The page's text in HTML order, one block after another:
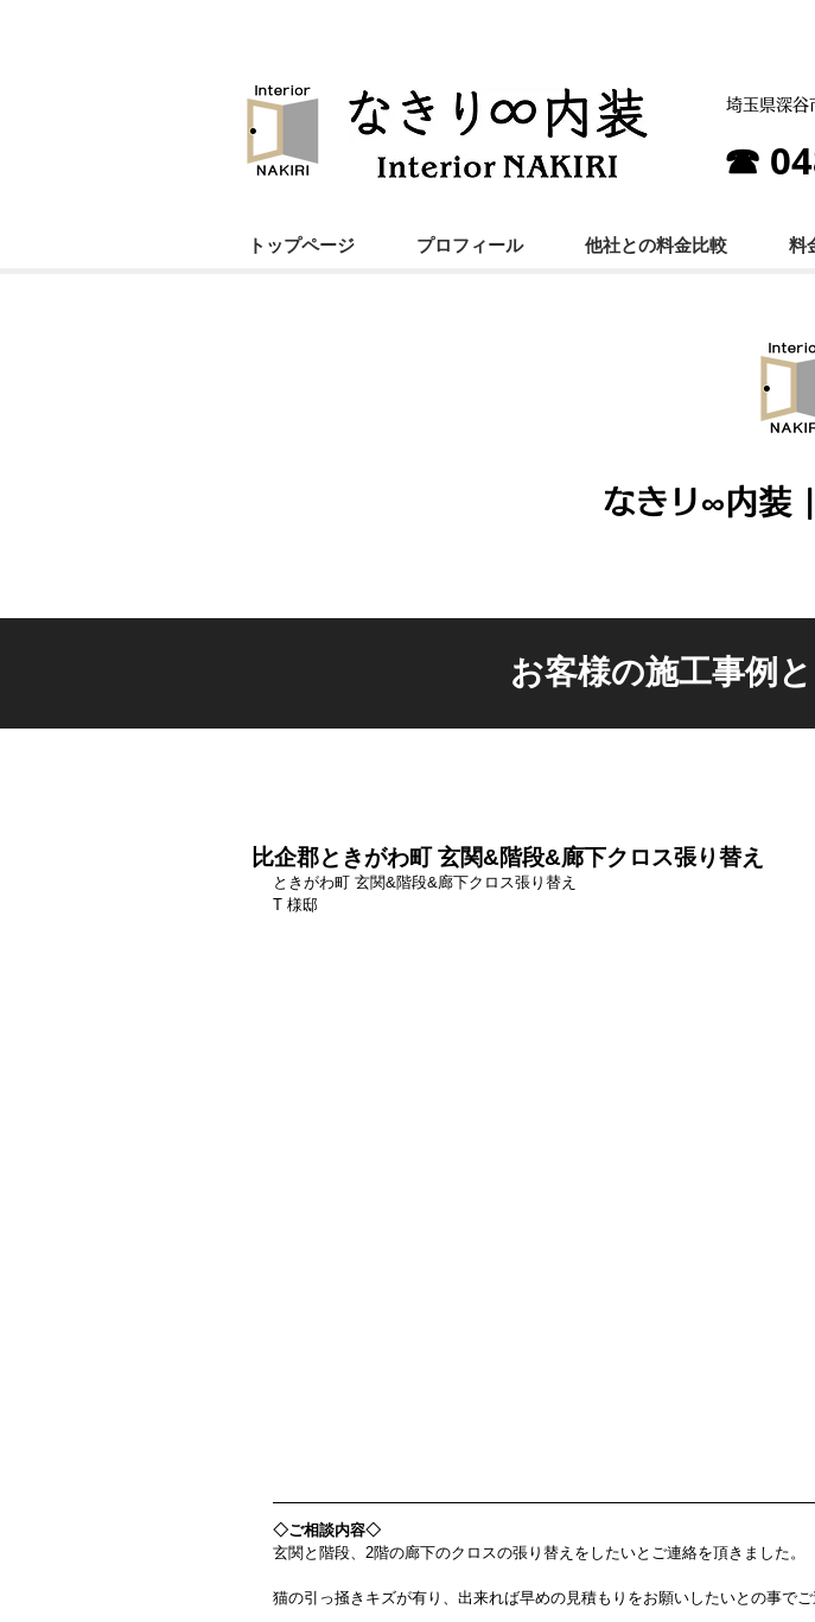
埼玉県深
☎
トップページ プロフィール 他社との料金比較 料
なきリ∞内装
お客様の施工事例
比企郡ときがわ町 玄関&階段&廊下クロス張り替え
ときがわ町 玄関&階段&廊下クロス張り替え
T 様邸
◇ご相談内容◇
玄関と階段、2階の廊下のクロスの張り替えをしたいとご連絡を頂きました。
猫の引っ掻きキズが有り、出来れば早めの見積もりをお願いしたいとの事でご